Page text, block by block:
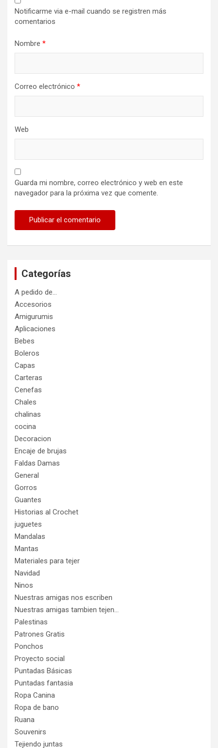
Notificarme via e-mail cuando se registren más
comentarios
Nombre *
Correo electrónico *
Web
Guarda mi nombre, correo electrónico y web en este
navegador para la próxima vez que comente.
Categorías
A pedido de…
Accesorios
Amigurumis
Aplicaciones
Bebes
Boleros
Capas
Carteras
Cenefas
Chales
chalinas
cocina
Decoracion
Encaje de brujas
Faldas Damas
General
Gorros
Guantes
Historias al Crochet
juguetes
Mandalas
Mantas
Materiales para tejer
Navidad
Ninos
Nuestras amigas nos escriben
Nuestras amigas tambien tejen…
Palestinas
Patrones Gratis
Ponchos
Proyecto social
Puntadas Básicas
Puntadas fantasia
Ropa Canina
Ropa de bano
Ruana
Souvenirs
Tejiendo juntas